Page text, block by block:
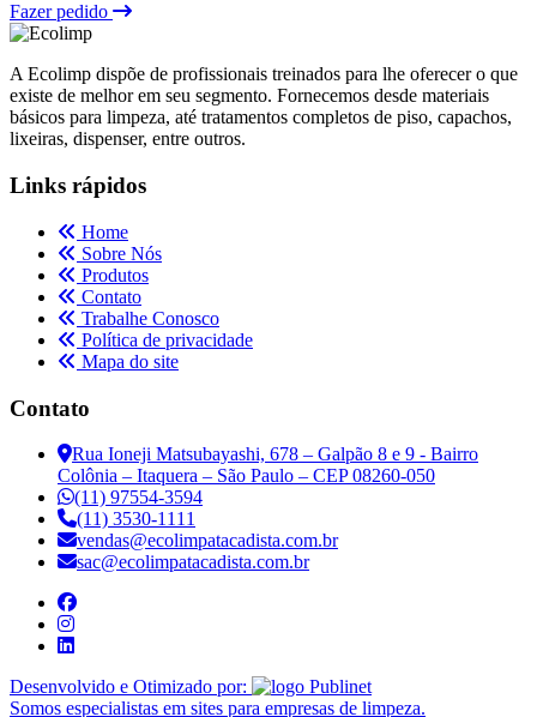
Fazer pedido
A Ecolimp dispõe de profissionais treinados para lhe oferecer o que
existe de melhor em seu segmento. Fornecemos desde materiais
básicos para limpeza, até tratamentos completos de piso, capachos,
lixeiras, dispenser, entre outros.
Links rápidos
Home
Sobre Nós
Produtos
Contato
Trabalhe Conosco
Política de privacidade
Mapa do site
Contato
Rua Ioneji Matsubayashi, 678 – Galpão 8 e 9 - Bairro
Colônia – Itaquera – São Paulo – CEP 08260-050
(11) 97554-3594
(11) 3530-1111
vendas@ecolimpatacadista.com.br
sac@ecolimpatacadista.com.br
Desenvolvido e Otimizado por:
Somos especialistas em sites para empresas de limpeza.